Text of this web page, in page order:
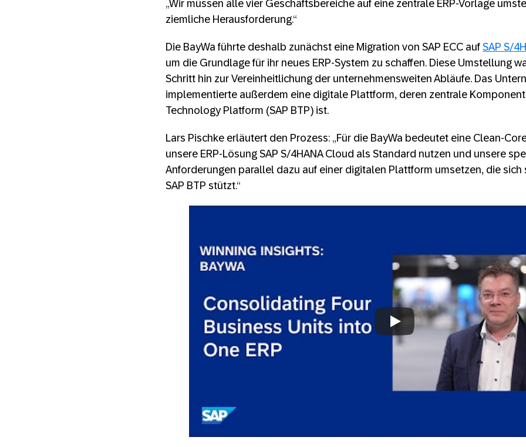
„Wir müssen alle vier Geschäftsbereiche auf eine zentrale ERP-Vorlage
ziemliche Herausforderung.“
Die BayWa führte deshalb zunächst eine Migration von SAP ECC auf SAP S/
um die Grundlage für ihr neues ERP-System zu schaffen. Diese Umstellung
Schritt hin zur Vereinheitlichung der unternehmensweiten Abläufe. Das
implementierte außerdem eine digitale Plattform, deren zentrale
Technology Platform (SAP BTP) ist.
Lars Pischke erläutert den Prozess: „Für die BayWa bedeutet eine Clean-
unsere ERP-Lösung SAP S/4HANA Cloud als Standard nutzen und unsere
Anforderungen parallel dazu auf einer digitalen Plattform umsetzen, die sich
SAP BTP stützt.“
One ERP
Always allow YouTube